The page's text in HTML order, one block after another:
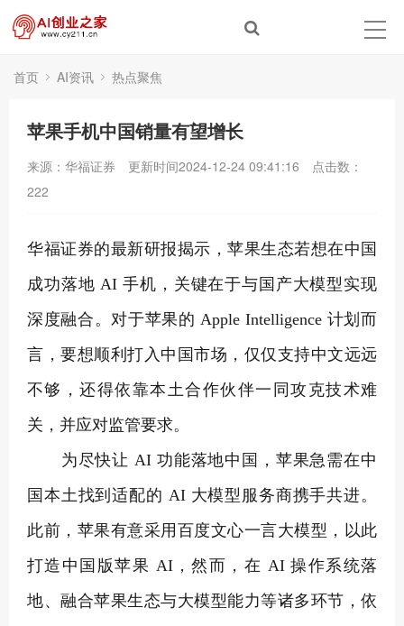
首页 AI资讯 热点聚焦
苹果手机中国销量有望增长
来源：华福证券 更新时间2024-12-24 09:41:16
点击数：
222
华福证券的最新研报揭示，苹果生态若想在中国
成功落地 AI 手机，关键在于与国产大模型实现
深度融合。对于苹果的 Apple Intelligence 计划而
言，要想顺利打入中国市场，仅仅支持中文远远
不够，还得依靠本土合作伙伴一同攻克技术难
关，并应对监管要求。
为尽快让 AI 功能落地中国，苹果急需在中
国本土找到适配的 AI 大模型服务商携手共进。
此前，苹果有意采用百度文心一言大模型，以此
打造中国版苹果 AI，然而，在 AI 操作系统落
地、融合苹果生态与大模型能力等诸多环节，依